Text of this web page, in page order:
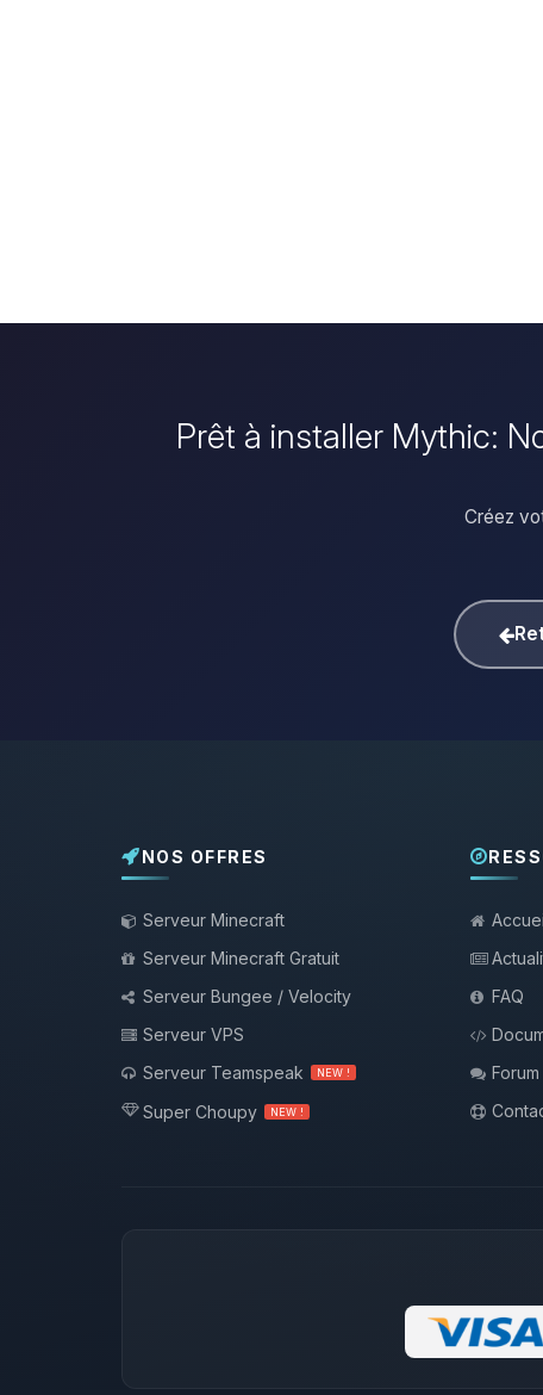
Prêt à installer Mythic:
Créez
NOS OFFRES
Serveur Minecraft
Serveur Minecraft Gratuit
Serveur Bungee / Velocity
Serveur VPS
Serveur Teamspeak
NEW !
Super Choupy NEW !
FAQ
Forum